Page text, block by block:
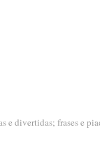
e divertidas; frases e